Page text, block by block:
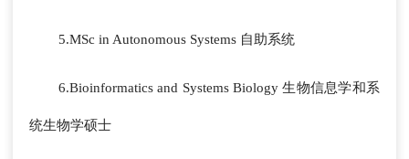
5.MSc in Autonomous Systems 自助系统
6.Bioinformatics and Systems Biology 生物信息学和系
统生物学硕士